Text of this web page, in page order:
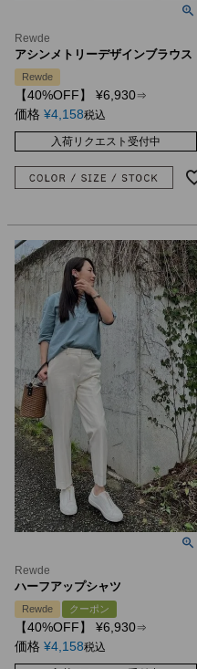
Rewde
アシンメトリーデザインブラウス
Rewde
【40%OFF】 ¥6,930⇒
価格 ¥4,158税込
入荷リクエスト受付中
Rewde
ハーフアップシャツ
Rewde クーポン
【40%OFF】 ¥6,930⇒
価格 ¥4,158税込